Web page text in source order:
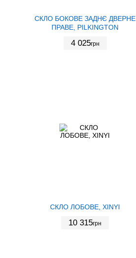
СКЛО БОКОВЕ ЗАДНЄ ДВЕРНЕ
ПРАВЕ, PILKINGTON
4 025грн
СКЛО ЛОБОВЕ, XINYI
10 315грн